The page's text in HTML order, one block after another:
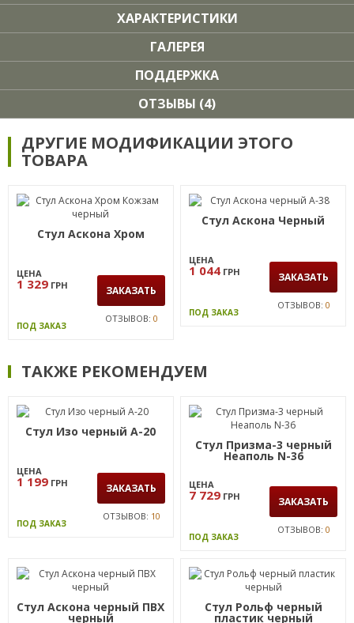
ХАРАКТЕРИСТИКИ
ГАЛЕРЕЯ
ПОДДЕРЖКА
ОТЗЫВЫ (4)
ДРУГИЕ МОДИФИКАЦИИ ЭТОГО
ТОВАРА
Стул Аскона Хром
ЦЕНА
1 329 ГРН ЗАКАЗАТЬ
ПОД ЗАКАЗ
ОТЗЫВОВ: 0
Стул Аскона Черный
ЦЕНА
1 044 ГРН ЗАКАЗАТЬ
ПОД ЗАКАЗ
ОТЗЫВОВ: 0
ТАКЖЕ РЕКОМЕНДУЕМ
Стул Изо черный А-20
ЦЕНА
1 199 ГРН ЗАКАЗАТЬ
ПОД ЗАКАЗ
ОТЗЫВОВ: 10
Стул Призма-3 черный
Неаполь N-36
ЦЕНА
7 729 ГРН ЗАКАЗАТЬ
ПОД ЗАКАЗ
ОТЗЫВОВ: 0
Стул Аскона черный ПВХ
черный
Стул Рольф черный
пластик черный